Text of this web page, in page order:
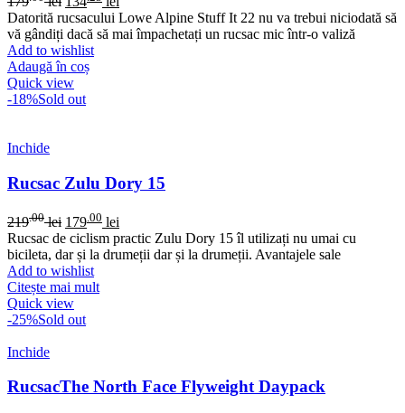
Datorită rucsacului Lowe Alpine Stuff It 22 nu va trebui niciodată să
vă gândiți dacă să mai împachetați un rucsac mic într-o valiză
Add to wishlist
Adaugă în coș
Quick view
-18%Sold out
Inchide
Rucsac Zulu Dory 15
219.00 lei 179 .00 lei
Rucsac de ciclism practic Zulu Dory 15 îl utilizați nu umai cu
bicileta, dar și la drumeții dar și la drumeții. Avantajele sale
Add to wishlist
Citește mai mult
Quick view
-25%Sold out
Inchide
RucsacThe North Face Flyweight Daypack